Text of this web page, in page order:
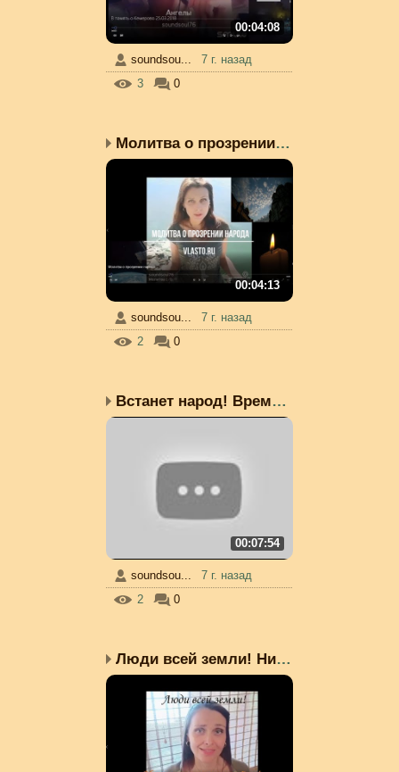
00:04:08
soundsou...
7 г. назад
3
0
Молитва о прозрении нар...
00:04:13
soundsou...
7 г. назад
2
0
Встанет народ! Время пр...
00:07:54
soundsou...
7 г. назад
2
0
Люди всей земли! Никому...